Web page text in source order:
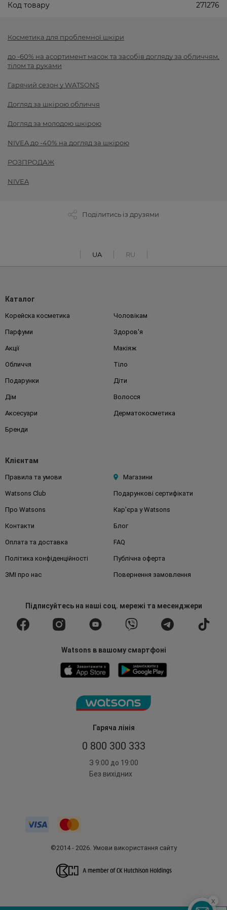
Код товару 271276
Косметика для проблемної шкіри
до -60% на асортимент масок та засобів догляду за обличчям,
тілом та руками
Гарячий сезон у WATSONS
Догляд за шкірою обличчя
Догляд за молодою шкірою
NIVEA до -40% на догляд за шкірою
РОЗПРОДАЖ
NIVEA
Поділитись із друзями
UA RU
Гаряча лінія
0 800 300 333
З 9:00 до 19:00
Без вихідних
Каталог
Корейска косметика Чоловікам
Парфуми Здоров'я
Акції Макіяж
Обличчя Тіло
Подарунки Діти
Дім Волосся
Аксесуари Дерматокосметика
Бренди
Клієнтам
Правила та умови Магазини
Watsons Club Подарункові сертифікати
Про Watsons Кар'єра у Watsons
Контакти Блог
Оплата та доставка FAQ
Політика конфіденційності Публічна оферта
ЗМІ про нас Повернення замовлення
Підписуйтесьна наші соц. мережі та месенджери
Watsons в вашому смартфоні
©2014 - 2026. Умови використання сайту
x